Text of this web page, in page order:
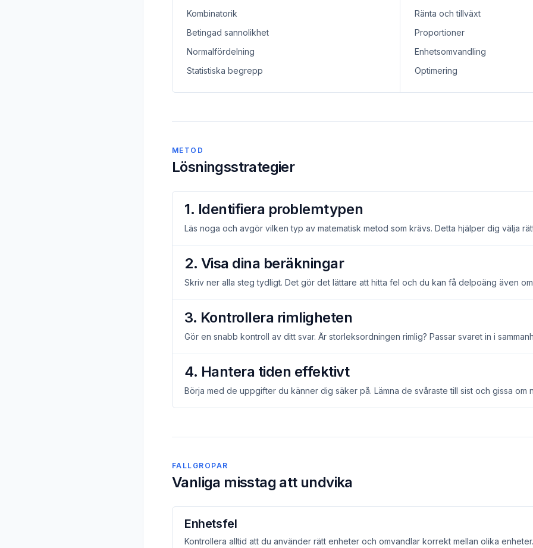
Kombinatorik
Betingad sannolikhet
Normalfördelning
Statistiska begrepp
Ränta och tillväxt
Proportioner
Enhetsomvandling
Optimering
METOD
Lösningsstrategier
1. Identifiera problemtypen
Läs noga och avgör vilken typ av matematisk metod som krävs. Detta hjälper dig välja
2. Visa dina beräkningar
Skriv ner alla steg tydligt. Det gör det lättare att hitta fel och du kan få delpoäng även
3. Kontrollera rimligheten
Gör en snabb kontroll av ditt svar. Är storleksordningen rimlig? Passar svaret in i
4. Hantera tiden effektivt
Börja med de uppgifter du känner dig säker på. Lämna de svåraste till sist och gissa om
FALLGROPAR
Vanliga misstag att undvika
Enhetsfel
Kontrollera alltid att du använder rätt enheter och omvandlar korrekt mellan olika enheter.